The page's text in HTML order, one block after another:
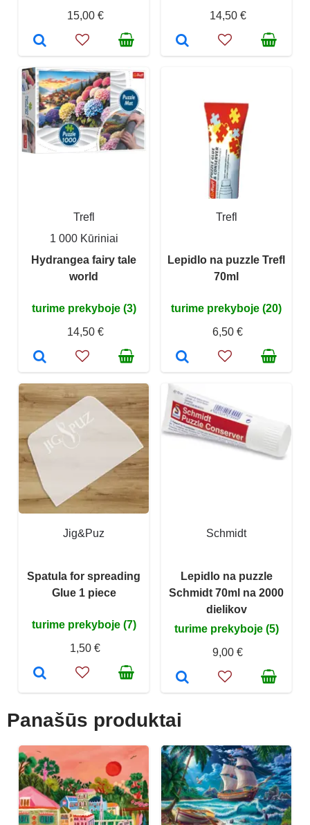
15,00 € 14,50 €
Trefl
1 000 Kūriniai
Hydrangea fairy tale
world
turime prekyboje (3)
14,50 €
Trefl
Lepidlo na puzzle Trefl
70ml
turime prekyboje (20)
6,50 €
Jig&Puz
Spatula for spreading
Glue 1 piece
turime prekyboje (7)
1,50 €
Schmidt
Lepidlo na puzzle
Schmidt 70ml na 2000
dielikov
turime prekyboje (5)
9,00 €
Panašūs produktai